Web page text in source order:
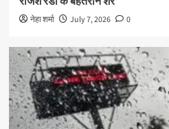
नेहा शर्मा July 7, 2026 0